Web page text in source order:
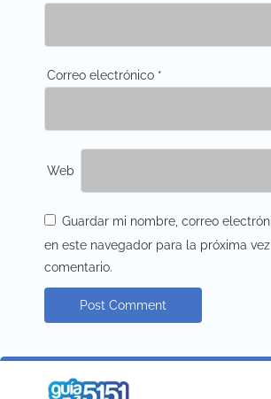
Correo electrónico *
Web
Guardar mi nombre, correo
en este navegador para la próxima
comentario.